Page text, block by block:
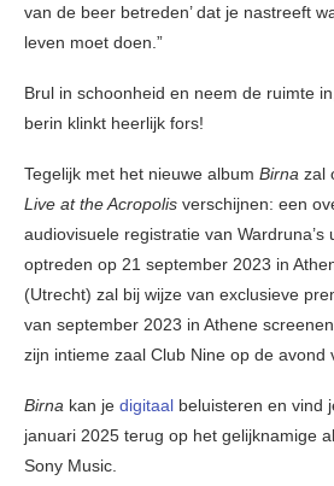
van de beer betreden’ dat je nastreeft
leven moet doen.”
Brul in schoonheid en neem de ruimte
berin klinkt heerlijk fors!
Tegelijk met het nieuwe album Birna zal
Live at the Acropolis verschijnen: een
audiovisuele registratie van Wardruna’s
optreden op 21 september 2023 in
(Utrecht) zal bij wijze van exclusieve
van september 2023 in Athene
zijn intieme zaal Club Nine op de avond
Birna kan je digitaal beluisteren en vind
januari 2025 terug op het gelijknamige
Sony Music.